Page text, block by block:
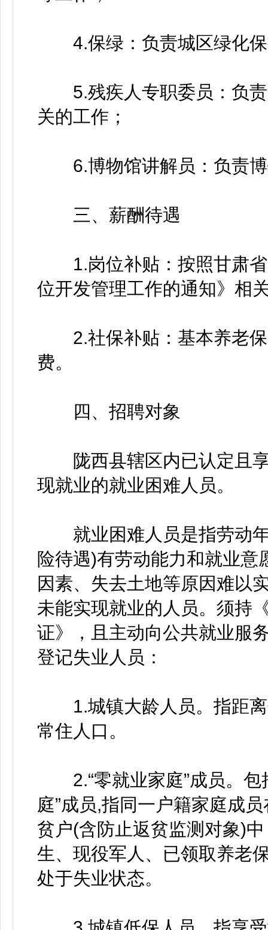
4.保绿：负责城区绿化保
5.残疾人专职委员：负责
关的工作；
6.博物馆讲解员：负责博
三、薪酬待遇
1.岗位补贴：按照甘肃省
位开发管理工作的通知》相
2.社保补贴：基本养老保
费。
四、招聘对象
陇西县辖区内已认定且享
现就业的就业困难人员。
就业困难人员是指劳动年
险待遇)有劳动能力和就业
因素、失去土地等原因难以
未能实现就业的人员。须持
证》，且主动向公共就业服
登记失业人员：
1.城镇大龄人员。指距离
常住人口。
2.“零就业家庭”成员。包
庭”成员,指同一户籍家庭成
贫户(含防止返贫监测对象)
生、现役军人、已领取养老
处于失业状态。